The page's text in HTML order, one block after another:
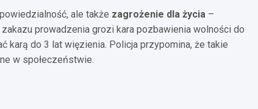
ale także zagrożenie dla życia –
prowadzenia grozi kara pozbawienia wolności do
karą do 3 lat więzienia. Policja przypomina, że takie
w społeczeństwie.